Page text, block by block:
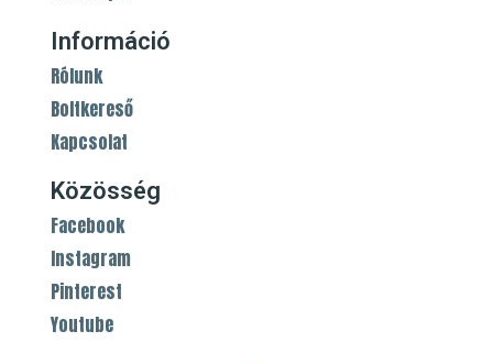
Információ
Rólunk
Boltkereső
Kapcsolat
Közösség
Facebook
Instagram
Pinterest
Youtube